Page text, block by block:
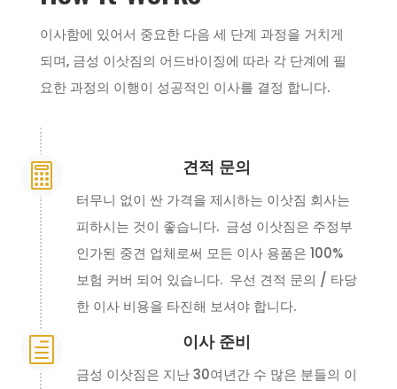
이사함에 있어서 중요한 다음 세 단계 과정을 거치게
되며, 금성 이삿짐의 어드바이징에 따라 각 단계에 필
요한 과정의 이행이 성공적인 이사를 결정 합니다.
 견적 문의
터무니 없이 싼 가격을 제시하는 이삿짐 회사는
피하시는 것이 좋습니다. 금성 이삿짐은 주정부
인가된 중견 업체로써 모든 이사 용품은 100%
보험 커버 되어 있습니다. 우선 견적 문의 / 타당
한 이사 비용을 타진해 보셔야 합니다.
h 이사 준비
금성 이삿짐은 지난 30여년간 수 많은 분들의 이